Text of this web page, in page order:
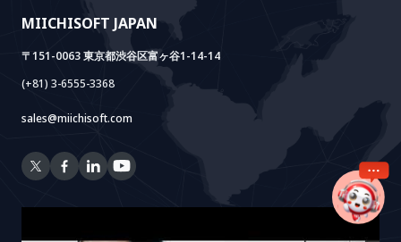
MIICHISOFT JAPAN
〒151-0063 東京都渋谷区富ヶ谷1-14-14
(+81) 3-6555-3368
sales@miichisoft.com
RAG Package